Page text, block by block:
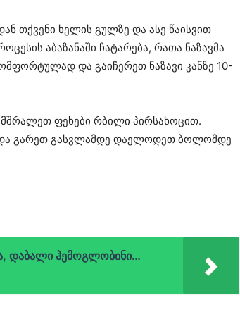
თქვენი ხელის გულზე და ასე წაისვით
აბაზანაში ჩატარება, რათა ნაზავმა
და გაიჩერეთ ნაზავი კანზე 10-
ფეხები რბილი პირსახოცით.
და გარეთ გასვლამდე დაელოდეთ ბოლომდე
დაბალი ჰემოგლობინი…